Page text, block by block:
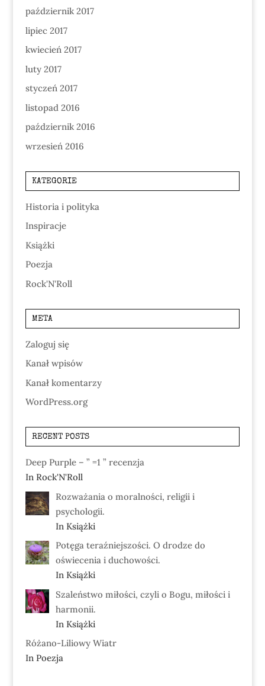
październik 2017
lipiec 2017
kwiecień 2017
luty 2017
styczeń 2017
listopad 2016
październik 2016
wrzesień 2016
KATEGORIE
Historia i polityka
Inspiracje
Książki
Poezja
Rock'N'Roll
META
Zaloguj się
Kanał wpisów
Kanał komentarzy
WordPress.org
RECENT POSTS
Deep Purple – ” =1 ” recenzja
In Rock'N'Roll
Rozważania o moralności, religii i
psychologii.
In Książki
Potęga teraźniejszości. O drodze do
oświecenia i duchowości.
In Książki
Szaleństwo miłości, czyli o Bogu, miłości i
harmonii.
In Książki
Różano-Liliowy Wiatr
In Poezja